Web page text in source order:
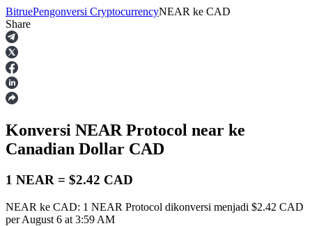
Berjangka
USDT Berjangka
BitruePengonversi CryptocurrencyNEAR ke CAD
Share
Konversi NEAR Protocol near ke
Canadian Dollar CAD
1 NEAR = $2.42 CAD
NEAR ke CAD: 1 NEAR Protocol dikonversi menjadi $2.42 CAD
per August 6 at 3:59 AM